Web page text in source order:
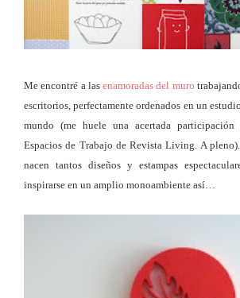
Me encontré a lasenamoradas del muro
escritorios, perfectamente ordenados en un
mundo (me huele una acertada
Espacios de Trabajo de Revista Living. A
nacen tantos diseños y estampas
inspirarse en un amplio monoambiente así…